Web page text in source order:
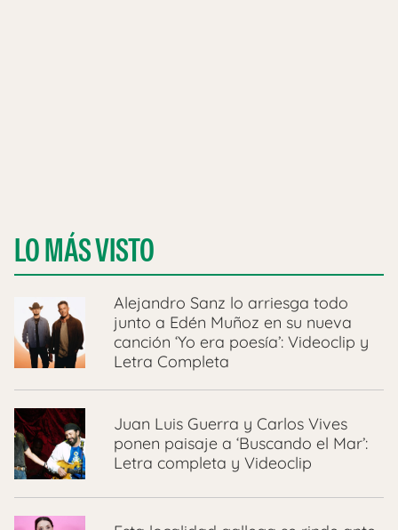
LO MÁS VISTO
Alejandro Sanz lo arriesga todo
junto a Edén Muñoz en su nueva
canción ‘Yo era poesía’: Videoclip y
Letra Completa
Juan Luis Guerra y Carlos Vives
ponen paisaje a ‘Buscando el Mar’:
Letra completa y Videoclip